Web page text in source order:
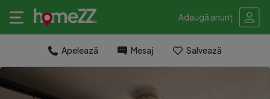
Adaugă anunț
Apelează Mesaj Salvează